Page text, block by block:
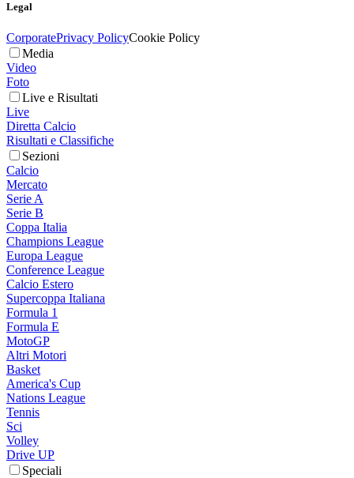
Legal
CorporatePrivacy PolicyCookie Policy
Media
Video
Foto
Live e Risultati
Live
Diretta Calcio
Risultati e Classifiche
Sezioni
Calcio
Mercato
Serie A
Serie B
Coppa Italia
Champions League
Europa League
Conference League
Calcio Estero
Supercoppa Italiana
Formula 1
Formula E
MotoGP
Altri Motori
Basket
America's Cup
Nations League
Tennis
Sci
Volley
Drive UP
Speciali